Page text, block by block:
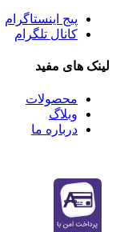
پیج اینستاگرام
کانال تلگرام
لینک های مفید
محصولات
وبلاگ
درباره ما